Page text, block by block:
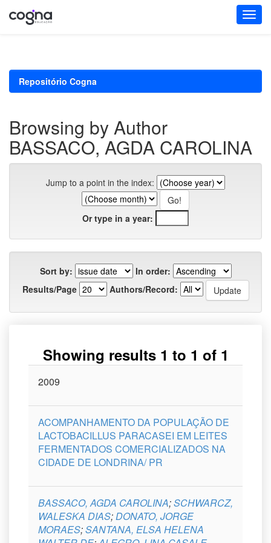
Repositório Cogna
Browsing by Author
BASSACO, AGDA CAROLINA
Jump to a point in the index:
Or type in a year:
Sort by:
In order:
Results/Page
Authors/Record:
Showing results 1 to 1 of 1
Issue
2009
ACOMPANHAMENTO DA POPULAÇÃO DE
LACTOBACILLUS PARACASEI EM LEITES
FERMENTADOS COMERCIALIZADOS NA
CIDADE DE LONDRINA/ PR
BASSACO, AGDA CAROLINA;SCHWARCZ,
WALESKA DIAS;DONATO, JORGE
MORAES;SANTANA, ELSA HELENA